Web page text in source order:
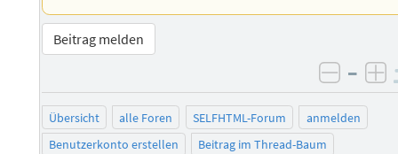
Beitrag melden
–
Übersicht alle Foren SELFHTML-Forum
anmelden
Benutzerkonto erstellen
Beitrag im Thread-Baum